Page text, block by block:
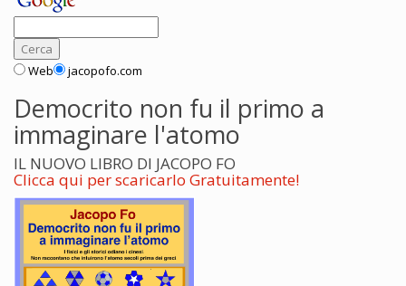
Web jacopofo.com
Democrito non fu il primo a
immaginare l'atomo
IL NUOVO LIBRO DI JACOPO FO
Clicca qui per scaricarlo Gratuitamente!